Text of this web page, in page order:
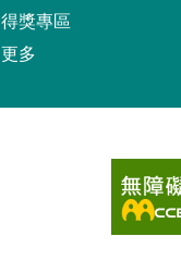
得獎專區
更多